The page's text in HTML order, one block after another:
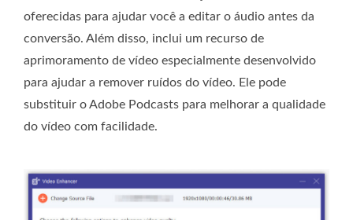
oferecidas para ajudar você a editar o áudio antes da
conversão. Além disso, inclui um recurso de
aprimoramento de vídeo especialmente desenvolvido
para ajudar a remover ruídos do vídeo. Ele pode
substituir o Adobe Podcasts para melhorar a qualidade
do vídeo com facilidade.